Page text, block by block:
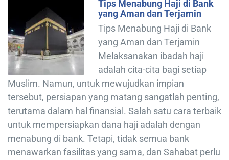
Tips Menabung Haji di Bank
yang Aman dan Terjamin
Tips Menabung Haji di Bank
yang Aman dan Terjamin
Melaksanakan ibadah haji
adalah cita-cita bagi setiap
Muslim. Namun, untuk mewujudkan impian
tersebut, persiapan yang matang sangatlah penting,
terutama dalam hal finansial. Salah satu cara terbaik
untuk mempersiapkan dana haji adalah dengan
menabung di bank. Tetapi, tidak semua bank
menawarkan fasilitas yang sama, dan Sahabat perlu